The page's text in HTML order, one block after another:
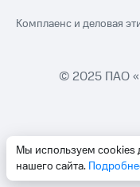
Мы используем cookies
нашего сайта.
Комплаенс и деловая
© 2025 ПАО